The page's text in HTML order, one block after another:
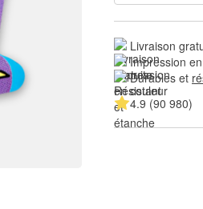
Livraison
Impression
Durables et
4.9 (90 980)